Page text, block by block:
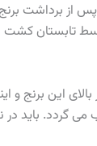
برداشت برنج
تابستان
این برنج